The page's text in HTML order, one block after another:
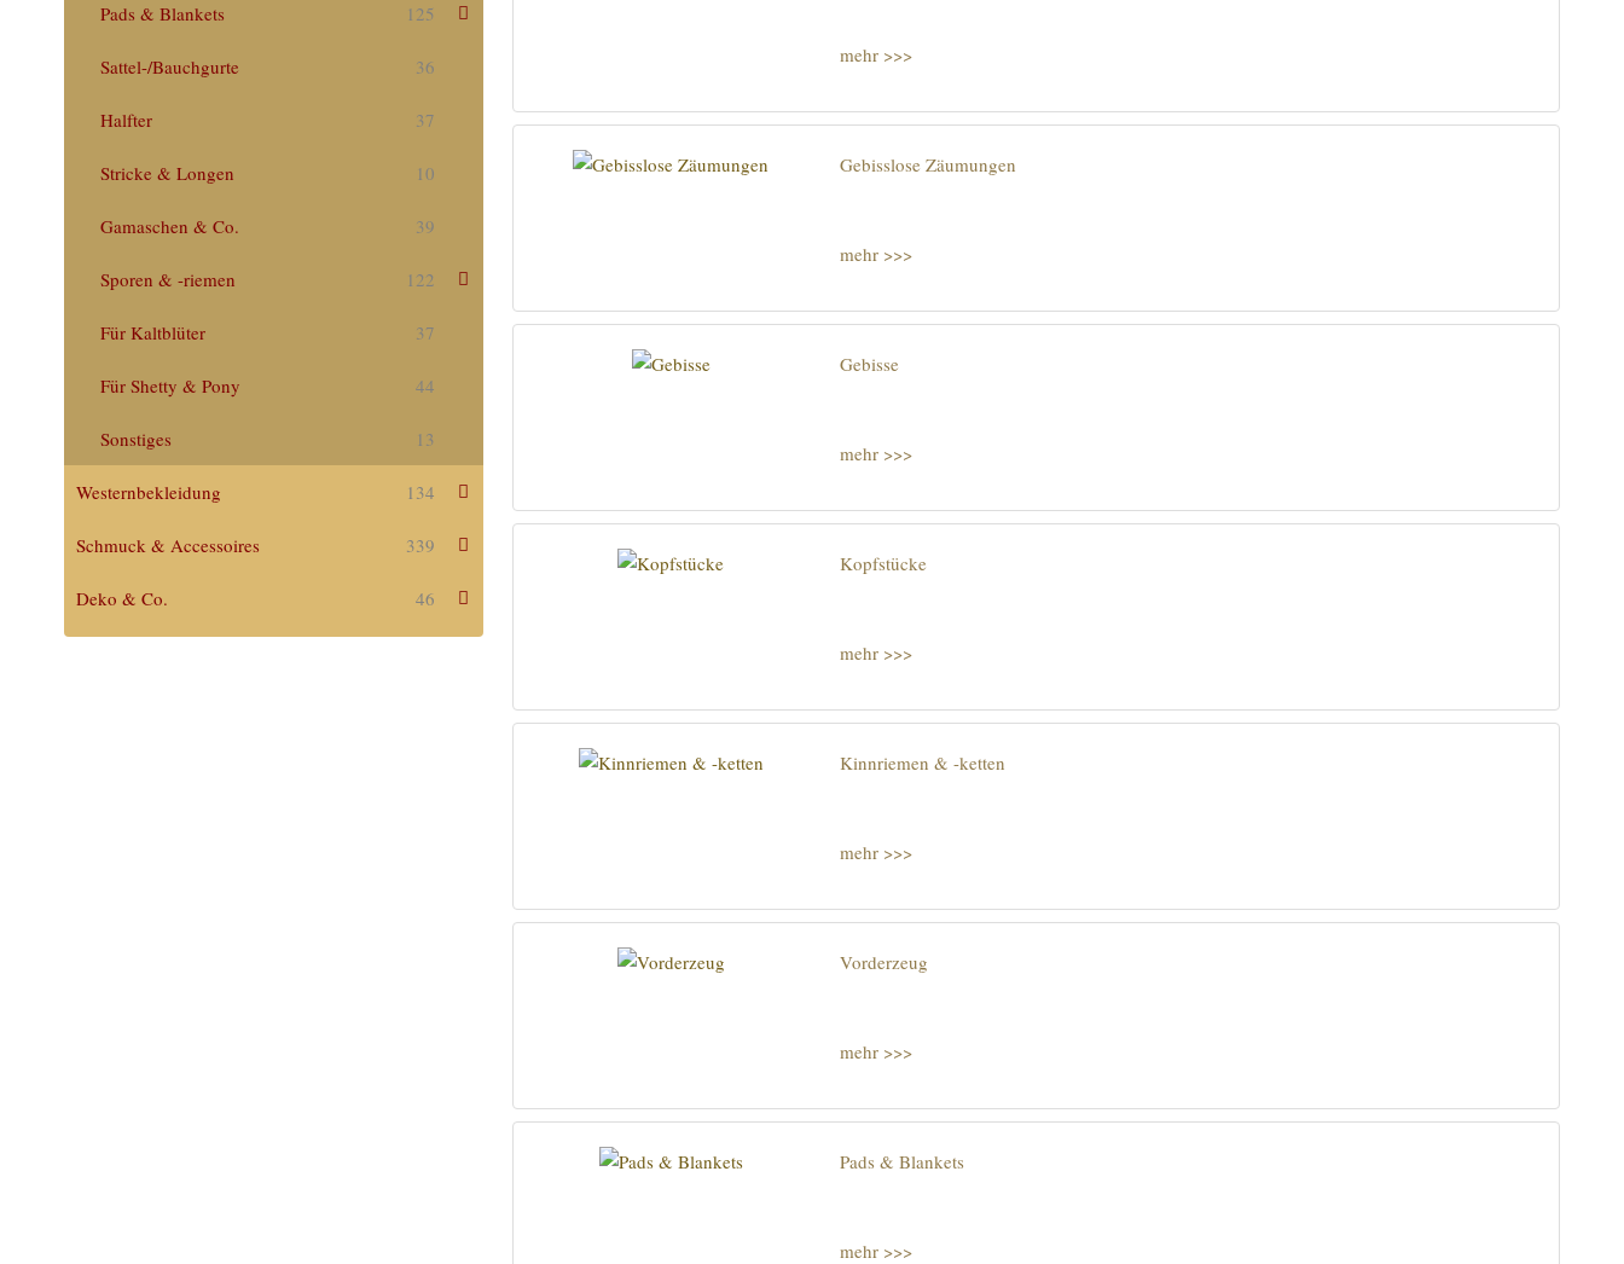
mehr >>>
Gebisslose Zäumungen
mehr >>>
Gebisse
mehr >>>
Kopfstücke
mehr >>>
Kinnriemen & -ketten
mehr >>>
Vorderzeug
mehr >>>
Pads & Blankets
mehr >>>
Pads & Blankets 125
Sattel-/Bauchgurte 36
Halfter 37
Stricke & Longen 10
Gamaschen & Co. 39
Sporen & -riemen 122
Für Kaltblüter 37
Für Shetty & Pony 44
Sonstiges 13
Westernbekleidung 134
Schmuck & Accessoires 339
Deko & Co. 46